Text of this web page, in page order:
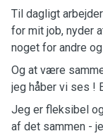
Til dagligt
for mit job, nyder
noget for andre
Og at være
jeg håber vi ses !
Jeg er fleksibel
af det sammen -